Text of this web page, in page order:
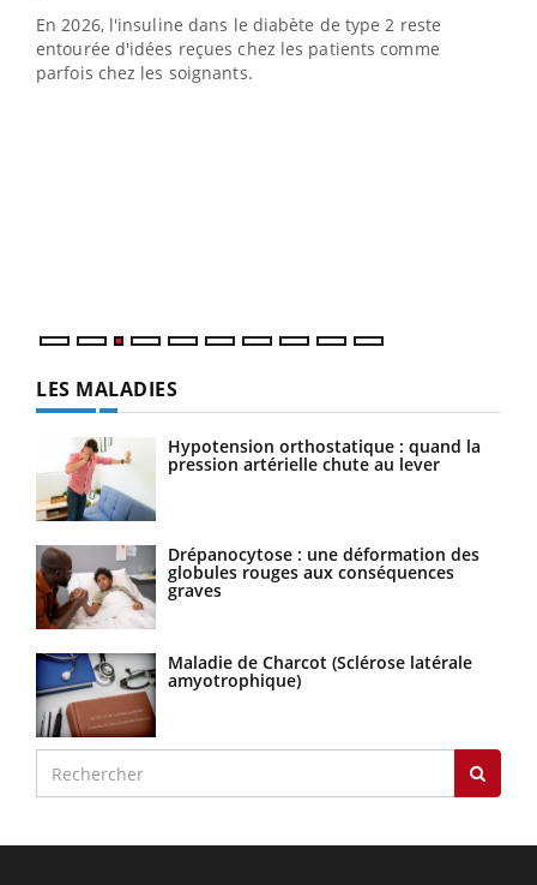
En 2026, l'insuline dans le diabète de type 2 reste
entourée d'idées reçues chez les patients comme
parfois chez les soignants.
LES MALADIES
Hypotension orthostatique : quand la
pression artérielle chute au lever
Drépanocytose : une déformation des
globules rouges aux conséquences
graves
Maladie de Charcot (Sclérose latérale
amyotrophique)